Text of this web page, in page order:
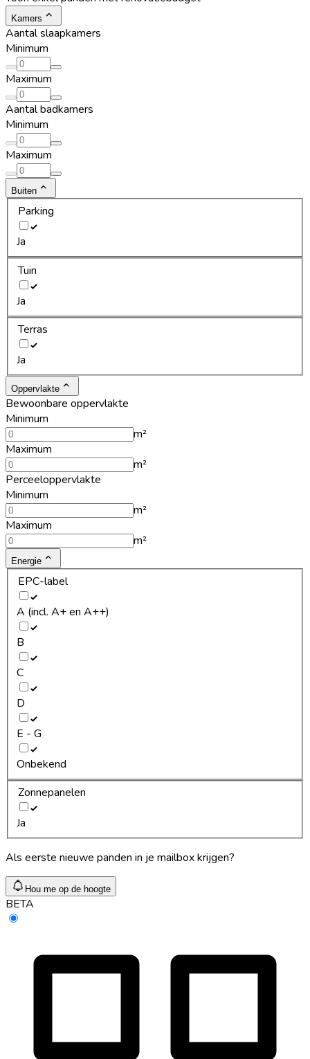
Kamers
Aantal slaapkamers
Minimum
Maximum
Aantal badkamers
Minimum
Maximum
Buiten
Parking
Ja
Tuin
Ja
Terras
Ja
Oppervlakte
Bewoonbare oppervlakte
Minimum
m²
Maximum
m²
Perceeloppervlakte
Minimum
m²
Maximum
m²
Energie
EPC-label
A (incl. A+ en A++)
B
C
D
E - G
Onbekend
Zonnepanelen
Ja
Als eerste nieuwe panden in je mailbox krijgen?
Hou me op de hoogte
BETA